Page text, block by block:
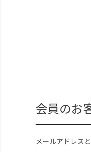
会員のお
メールアドレス